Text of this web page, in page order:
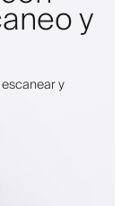
y
y